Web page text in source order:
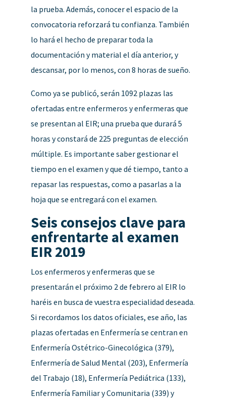
la prueba. Además, conocer el espacio de la
convocatoria reforzará tu confianza. También
lo hará el hecho de preparar toda la
documentación y material el día anterior, y
descansar, por lo menos, con 8 horas de sueño.
Como ya se publicó, serán 1092 plazas las
ofertadas entre enfermeros y enfermeras que
se presentan al EIR; una prueba que durará 5
horas y constará de 225 preguntas de elección
múltiple. Es importante saber gestionar el
tiempo en el examen y que dé tiempo, tanto a
repasar las respuestas, como a pasarlas a la
hoja que se entregará con el examen.
Seis consejos clave para
enfrentarte al examen
EIR 2019
Los enfermeros y enfermeras que se
presentarán el próximo 2 de febrero al EIR lo
haréis en busca de vuestra especialidad deseada.
Si recordamos los datos oficiales, ese año, las
plazas ofertadas en Enfermería se centran en
Enfermería Ostétrico-Ginecológica (379),
Enfermería de Salud Mental (203), Enfermería
del Trabajo (18), Enfermería Pediátrica (133),
Enfermería Familiar y Comunitaria (339) y